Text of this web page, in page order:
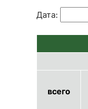
Дата:
всего